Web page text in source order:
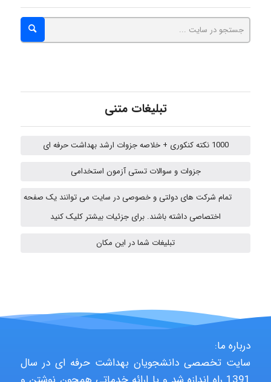
vali
fahimeh sheibani
تبلیغات متنی
1000 نکته کنکوری + خلاصه جزوات ارشد بهداشت حرفه ای
جزوات و سوالات تستی آزمون استخدامی
تمام شرکت های دولتی و خصوصی در سایت می توانند یک صفحه
اختصاصی داشته باشند. برای جزئیات بیشتر کلیک کنید
تبلیغات شما در این مکان
درباره ما:
سایت تخصصی دانشجویان بهداشت حرفه ای در سال